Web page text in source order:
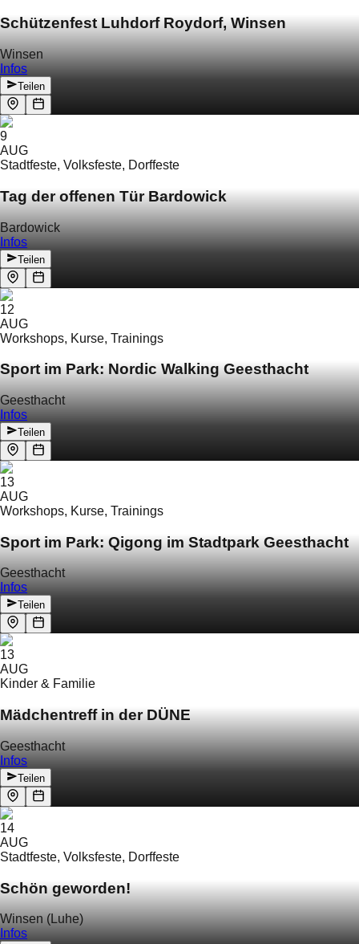
Schützenfest Luhdorf Roydorf, Winsen
Winsen
Infos
Teilen
9
AUG
Stadtfeste, Volksfeste, Dorffeste
Tag der offenen Tür Bardowick
Bardowick
Infos
Teilen
12
AUG
Workshops, Kurse, Trainings
Sport im Park: Nordic Walking Geesthacht
Geesthacht
Infos
Teilen
13
AUG
Workshops, Kurse, Trainings
Sport im Park: Qigong im Stadtpark Geesthacht
Geesthacht
Infos
Teilen
13
AUG
Kinder & Familie
Mädchentreff in der DÜNE
Geesthacht
Infos
Teilen
14
AUG
Stadtfeste, Volksfeste, Dorffeste
Schön geworden!
Winsen (Luhe)
Infos